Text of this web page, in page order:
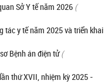
Sở Y tế năm 2026 (
tác y tế năm 2025 và triển khai
Bệnh án điện tử (
thứ XVII, nhiệm kỳ 2025 -